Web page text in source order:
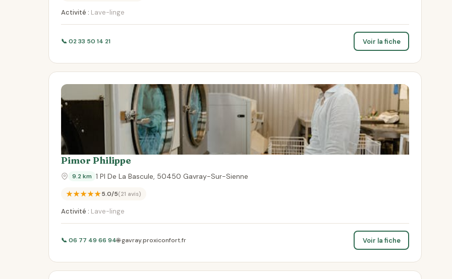
Activité : Lave-linge
📞 02 33 50 14 21 Voir la fiche
Pimor Philippe
9.2 km 1 Pl De La Bascule, 50450 Gavray-Sur-Sienne
★★★★★5.0/5(21 avis)
Activité : Lave-linge
📞 06 77 49 66 94🌐 gavray.proxiconfort.fr Voir la fiche